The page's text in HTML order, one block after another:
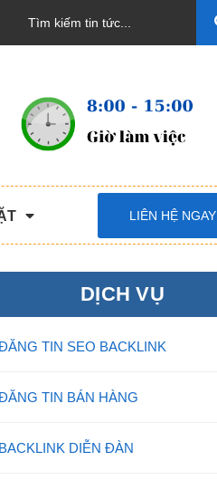
LIÊN HỆ NGAY
DỊCH VỤ
TIN SEO BACKLINK
TIN BÁN HÀNG
BACKLINK DIỄN ĐÀN